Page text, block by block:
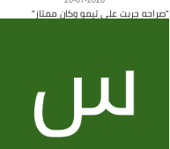
"صراحه جربت على تيمو وكان ممتاز"